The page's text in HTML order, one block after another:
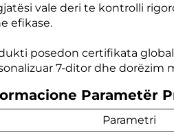
vale deri te kontrolli
efikase.
posedon certifikata
7-ditor dhe dorëzim
Parametër
Parametri